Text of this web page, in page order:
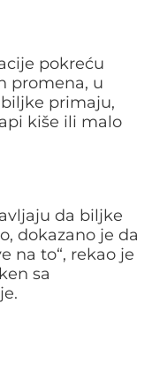
pokreću
promena, u
primaju,
kiše ili malo
da biljke
dokazano je da
na to“, rekao je
sa